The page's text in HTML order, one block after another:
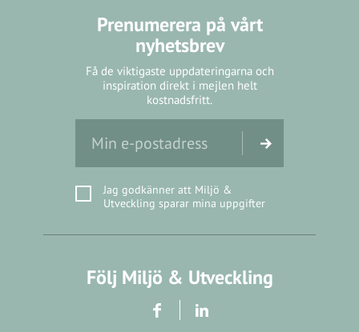
Prenumerera på vårt
nyhetsbrev
Få de viktigaste uppdateringarna och
inspiration direkt i mejlen helt
kostnadsfritt.
Jag godkänner att Miljö &
Utveckling sparar mina uppgifter
Följ Miljö & Utveckling